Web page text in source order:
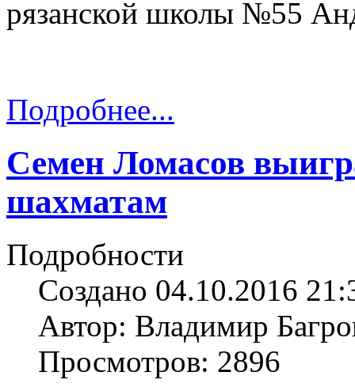
рязанской школы №55
Подробнее...
Семен Ломасов
шахматам
Подробности
Создано 04.10.2016
Автор: Владимир
Просмотров: 2896